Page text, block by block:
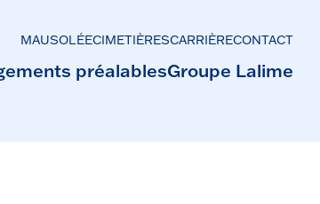
MAUSOLÉECIMETIÈRESCARRIÈRECONTACT
préalablesGroupe Lalime